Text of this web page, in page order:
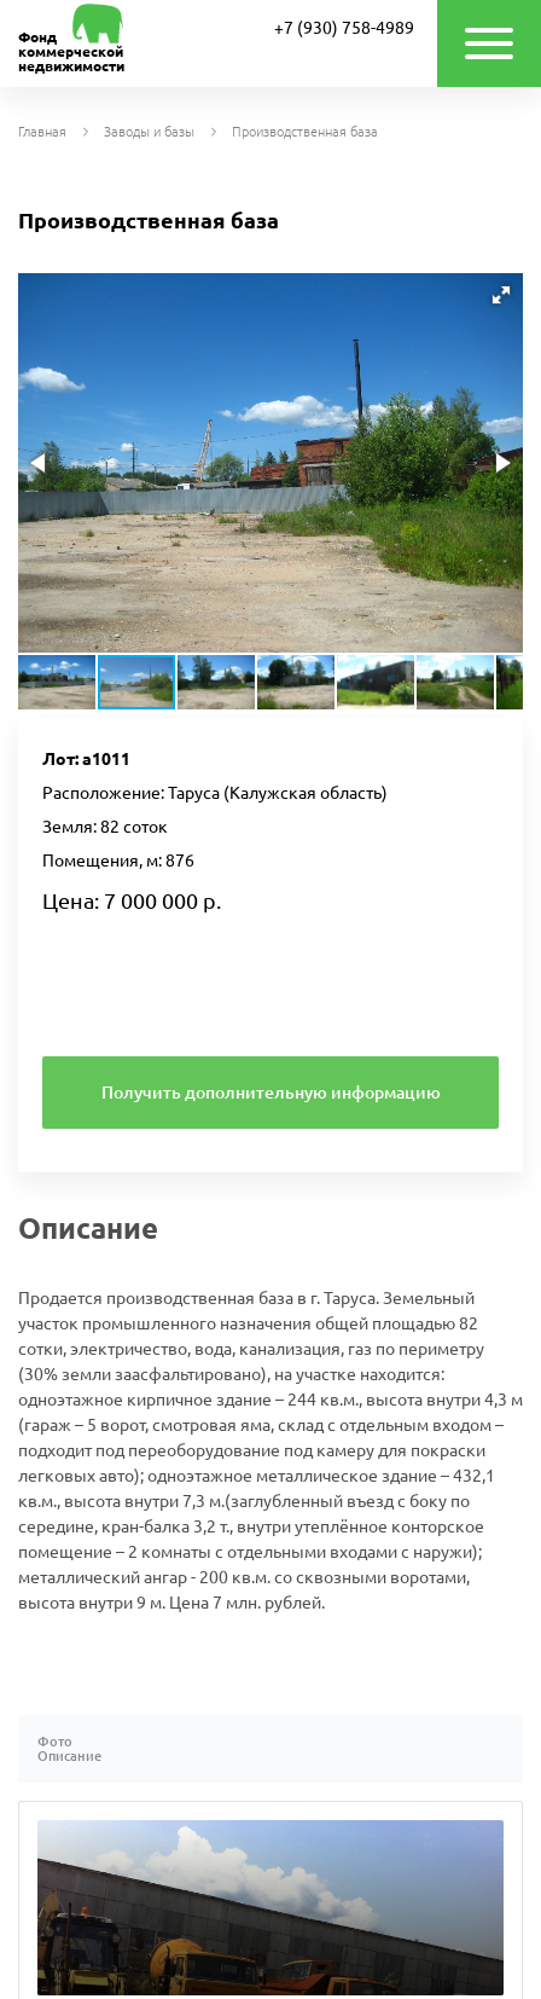
Фонд
коммерческой
недвижимости
+7 (930) 758-4989
Главная Заводы и базы Производственная база
Производственная база
Лот: а1011
Расположение: Таруса (Калужская область)
Земля: 82 соток
Помещения, м: 876
Цена: 7 000 000 р.
Получить дополнительную информацию
Описание
Продается производственная база в г. Таруса. Земельный
участок промышленного назначения общей площадью 82
сотки, электричество, вода, канализация, газ по периметру
(30% земли заасфальтировано), на участке находится:
одноэтажное кирпичное здание – 244 кв.м., высота внутри 4,3 м
(гараж – 5 ворот, смотровая яма, склад с отдельным входом –
подходит под переоборудование под камеру для покраски
легковых авто); одноэтажное металлическое здание – 432,1
кв.м., высота внутри 7,3 м.(заглубленный въезд с боку по
середине, кран-балка 3,2 т., внутри утеплённое конторское
помещение – 2 комнаты с отдельными входами с наружи);
металлический ангар - 200 кв.м. со сквозными воротами,
высота внутри 9 м. Цена 7 млн. рублей.
Фото
Описание